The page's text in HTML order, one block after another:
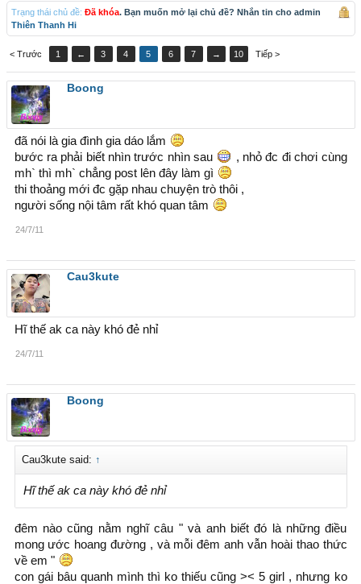
Trạng thái chủ đề: Đã khóa. Bạn muốn mở lại chủ đề? Nhắn tin cho admin
Thiên Thanh Hi
< Trước 1 ← 3 4 5 6 7 → 10 Tiếp >
Boong
đã nói là gia đình gia dáo lắm
bước ra phải biết nhìn trước nhìn sau
, nhỏ đc đi chơi cùng
mh` thì mh` chẳng post lên đây làm gì
thi thoảng mới đc gặp nhau chuyện trò thôi ,
người sống nội tâm rất khó quan tâm
24/7/11
Cau3kute
Hĩ thế ak ca này khó đẻ nhỉ
24/7/11
Boong
Cau3kute said: ↑
Hĩ thế ak ca này khó đẻ nhỉ
đêm nào cũng nằm nghĩ câu " và anh biết đó là những điều
mong ước hoang đường , và mỗi đêm anh vẫn hoài thao thức
về em "
con gái bâu quanh mình thì ko thiếu cũng >< 5 girl , nhưng ko